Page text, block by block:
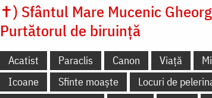
✝) Sfântul Mare Mucenic
Purtătorul de biruință
Acatist Paraclis Canon Viață
Icoane
Sfinte moaște
Locuri de